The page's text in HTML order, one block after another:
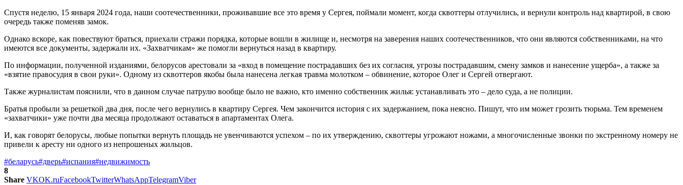
Спустя неделю, 15 января 2024 года, наши соотечественники, проживавшие все это время у Сергея, поймали момент, когда сквоттеры отлучились, и вернули контроль над квартирой, в свою
очередь также поменяв замок.
Однако вскоре, как повествуют браться, приехали стражи порядка, которые вошли в жилище и, несмотря на заверения наших соотечественников, что они являются собственниками, на что
имеются все документы, задержали их. «Захватчикам» же помогли вернуться назад в квартиру.
По информации, полученной изданиями, белорусов арестовали за «вход в помещение пострадавших без их согласия, угрозы пострадавшим, смену замков и нанесение ущерба», а также за
«взятие правосудия в свои руки». Одному из сквоттеров якобы была нанесена легкая травма молотком – обвинение, которое Олег и Сергей отвергают.
Также журналистам пояснили, что в данном случае патрулю вообще было не важно, кто именно собственник жилья: устанавливать это – дело суда, а не полиции.
Братья пробыли за решеткой два дня, после чего вернулись в квартиру Сергея. Чем закончится история с их задержанием, пока неясно. Пишут, что им может грозить тюрьма. Тем временем
«захватчики» уже почти два месяца продолжают оставаться в апартаментах Олега.
И, как говорят белорусы, любые попытки вернуть площадь не увенчиваются успехом – по их утверждению, сквоттеры угрожают ножами, а многочисленные звонки по экстренному номеру не
привели к аресту ни одного из непрошеных жильцов.
#беларусь#дверь#испания#недвижимость
8
Share VKOK.ruFacebookTwitterWhatsAppTelegramViber